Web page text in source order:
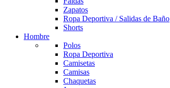
Zapatos
Ropa Deportiva / Salidas de Baño
Shorts
Hombre
Polos
Ropa Deportiva
Camisetas
Camisas
Chaquetas